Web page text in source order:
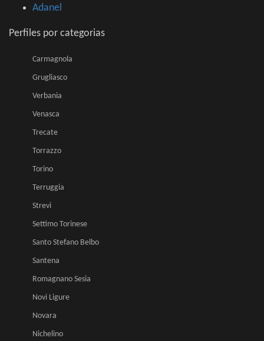
Adanel
Perfiles por categorias
Carmagnola
Grugliasco
Verbania
Venasca
Trecate
Torrazzo
Torino
Terruggia
Strevi
Settimo Torinese
Santo Stefano Belbo
Santena
Romagnano Sesia
Novi Ligure
Novara
Nichelino